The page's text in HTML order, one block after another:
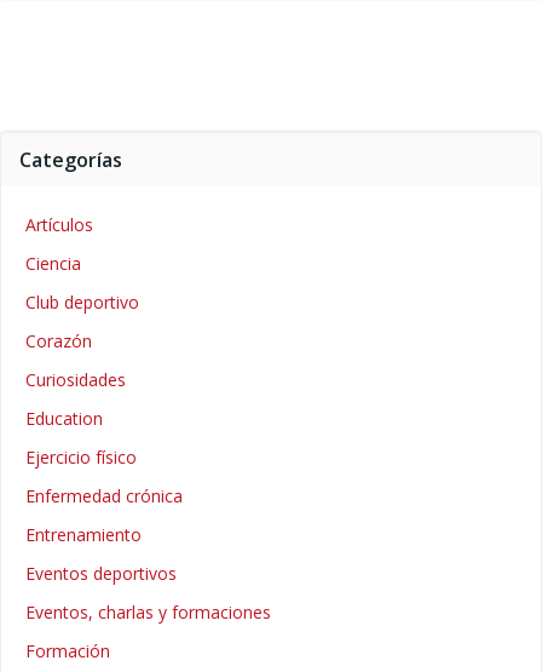
Categorías
Artículos
Ciencia
Club deportivo
Corazón
Curiosidades
Education
Ejercicio físico
Enfermedad crónica
Entrenamiento
Eventos deportivos
Eventos, charlas y formaciones
Formación